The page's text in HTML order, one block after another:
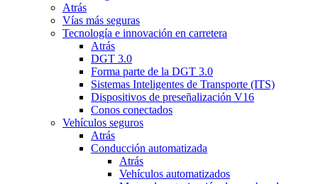
Atrás
Vías más seguras
Tecnología e innovación en carretera
Atrás
DGT 3.0
Forma parte de la DGT 3.0
Sistemas Inteligentes de Transporte (ITS)
Dispositivos de preseñalización V16
Conos conectados
Vehículos seguros
Atrás
Conducción automatizada
Atrás
Vehículos automatizados